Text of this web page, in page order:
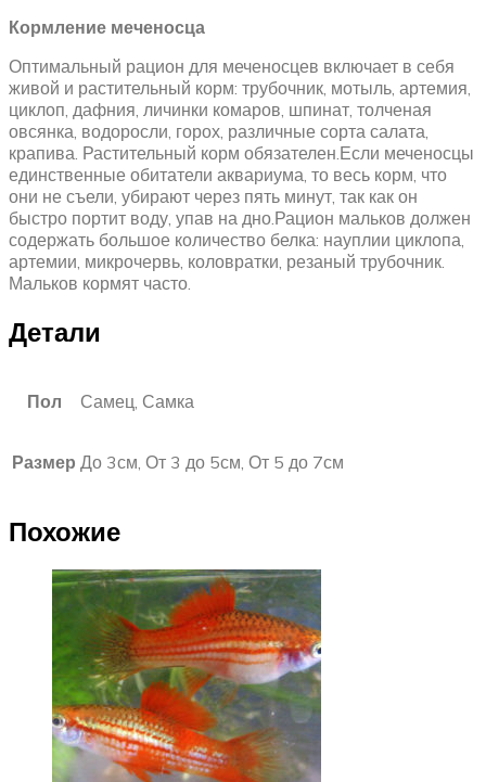
Кормление меченосца
Оптимальный рацион для меченосцев включает в себя
живой и растительный корм: трубочник, мотыль, артемия,
циклоп, дафния, личинки комаров, шпинат, толченая
овсянка, водоросли, горох, различные сорта салата,
крапива. Растительный корм обязателен.Если меченосцы
единственные обитатели аквариума, то весь корм, что
они не съели, убирают через пять минут, так как он
быстро портит воду, упав на дно.Рацион мальков должен
содержать большое количество белка: науплии циклопа,
артемии, микрочервь, коловратки, резаный трубочник.
Мальков кормят часто.
Детали
Пол Самец, Самка
Размер До 3см, От 3 до 5см, От 5 до 7см
Похожие